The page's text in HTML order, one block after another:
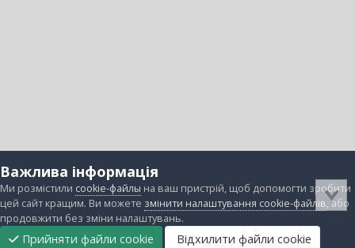
Важлива інформація
Ми розмістили cookie-файлы на ваш пристрій, щоб допомогти зробити
цей сайт кращим. Ви можете змінити налаштування cookie-файлів, або
продовжити без зміни налаштувань.
Прийняти файли cookie Відхилити файли cookie
Підтримати Прибрати